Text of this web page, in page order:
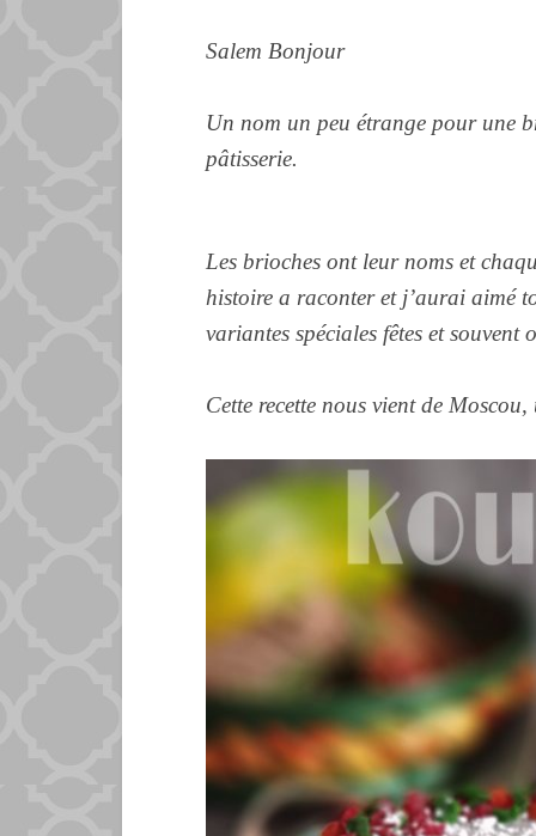
Salem Bonjour
Un nom un peu étrange pour une
pâtisserie.
Les brioches ont leur noms et
histoire a raconter et j’aurai aimé
variantes spéciales fêtes et
Cette recette nous vient de